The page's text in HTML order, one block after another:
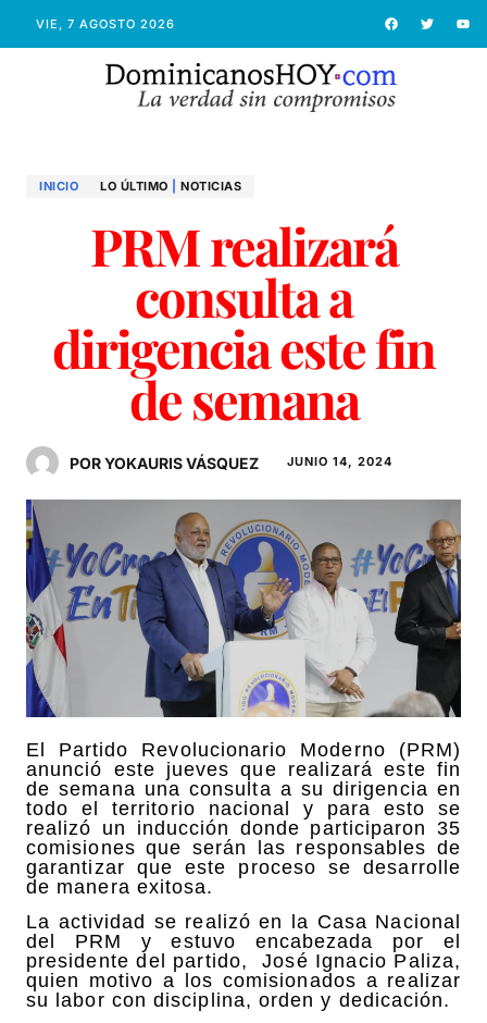
VIE, 7 AGOSTO 2026
INICIO LO ÚLTIMO NOTICIAS
PRM realizará
consulta a
dirigencia este fin
de semana
POR YOKAURIS VÁSQUEZ JUNIO 14, 2024
El Partido Revolucionario Moderno (PRM)
anunció este jueves que realizará este fin
de semana una consulta a su dirigencia en
todo el territorio nacional y para esto se
realizó un inducción donde participaron 35
comisiones que serán las responsables de
garantizar que este proceso se desarrolle
de manera exitosa.
La actividad se realizó en la Casa Nacional
del PRM y estuvo encabezada por el
presidente del partido, José Ignacio Paliza,
quien motivo a los comisionados a realizar
su labor con disciplina, orden y dedicación.